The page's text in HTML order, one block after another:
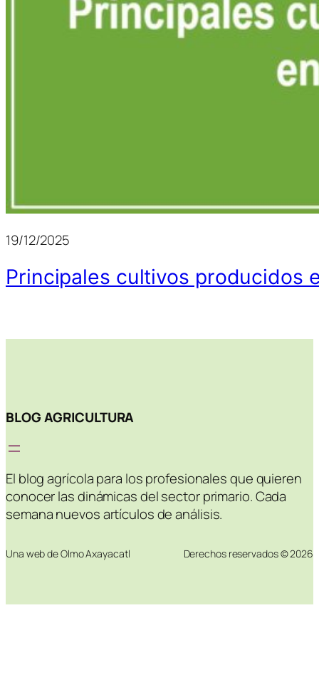
19/12/2025
Principales cultivos producidos
BLOG AGRICULTURA
El blog agrícola para los profesionales que quieren
conocer las dinámicas del sector primario. Cada
semana nuevos artículos de análisis.
Una web de Olmo Axayacatl Derechos reservados © 2026